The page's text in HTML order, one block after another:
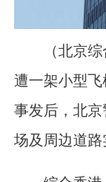
（北京
遭一架小型飞
事发后，北
场及周边道路